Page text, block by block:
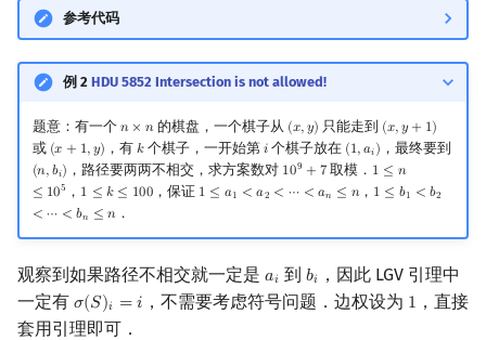
参考代码
例 2 HDU 5852 Intersection is not allowed!
题意：有一个 𝑛 × 𝑛
n×n 的棋盘，一个棋子从 (𝑥,𝑦)
(x,y ) 只能走到 (𝑥,𝑦 + 1)
(x,y +1)
或 (𝑥 + 1,𝑦)
(x+ 1,y ) ，有 𝑘
k个棋子，一开始第 𝑖i个棋子放在 (1,𝑎𝑖)
(1,ai) ，最终要到
(𝑛,𝑏𝑖)
(n,bi) ，路径要两两不相交，求方案数对 109 + 7
109 +7 取模． 1 ≤ 𝑛
≤ 105
1≤n ≤10
， 1 ≤ 𝑘 ≤ 100
1 ≤k≤100 ，保证 1 ≤ 𝑎1 < 𝑎2 < ⋯ < 𝑎𝑛 ≤ 𝑛
1 ≤a1<a 2< ⋯< an≤n ， 1 ≤ 𝑏1 < 𝑏2
< ⋯ < 𝑏𝑛 ≤ 𝑛
1 ≤b 1<b 2< ⋯
．
观察到如果路径不相交就一定是 𝑎𝑖
ai 到 𝑏𝑖
bi ，因此 LGV 引理中
一定有 𝜎(𝑆)𝑖 = 𝑖
σ(S)i= i ，不需要考虑符号问题．边权设为 1
1 ，直接
套用引理即可．